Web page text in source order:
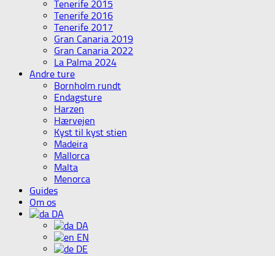
Tenerife 2015
Tenerife 2016
Tenerife 2017
Gran Canaria 2019
Gran Canaria 2022
La Palma 2024
Andre ture
Bornholm rundt
Endagsture
Harzen
Hærvejen
Kyst til kyst stien
Madeira
Mallorca
Malta
Menorca
Guides
Om os
DA
DA
EN
DE